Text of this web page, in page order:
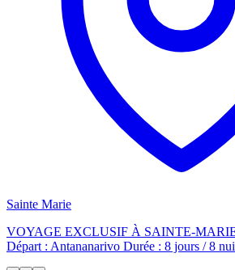
Sainte Marie
VOYAGE EXCLUSIF À SAINTE-MARIE
Départ : Antananarivo Durée : 8 jours / 8